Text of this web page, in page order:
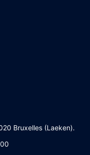
Bruxelles (Laeken).